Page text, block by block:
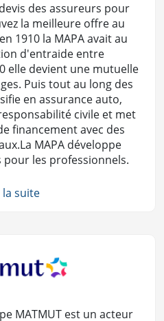
des assureurs pour
la meilleure offre au
1910 la MAPA avait au
d'entraide entre
elle devient une mutuelle
Puis tout au long des
en assurance auto,
civile et met
financement avec des
MAPA développe
les professionnels.
la suite
MATMUT est un acteur